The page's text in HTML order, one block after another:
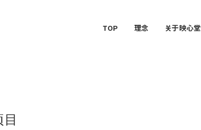
TOP 理念 关于映心堂